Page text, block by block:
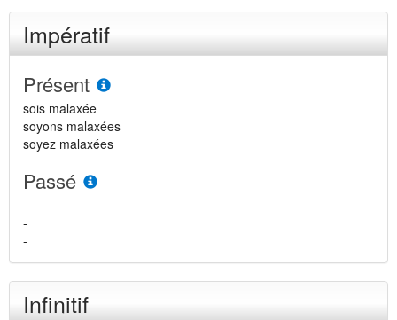
Impératif
Présent
sois malaxée
soyons malaxées
soyez malaxées
Passé
-
-
-
Infinitif